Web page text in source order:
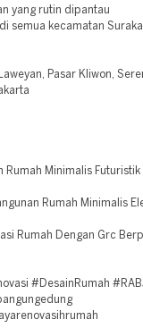
yang rutin dipantau
semua kecamatan
Pasar Kliwon,
Rumah Minimalis Futuristik
Rumah Minimalis
Rumah Dengan Grc
#DesainRumah